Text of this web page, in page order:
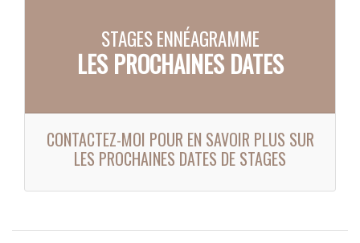
STAGES ENNÉAGRAMME
LES PROCHAINES DATES
CONTACTEZ-MOI POUR EN SAVOIR PLUS SUR
LES PROCHAINES DATES DE STAGES